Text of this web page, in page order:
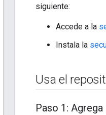
siguiente:
Accede a la
Instala la
Usa el
Paso 1: